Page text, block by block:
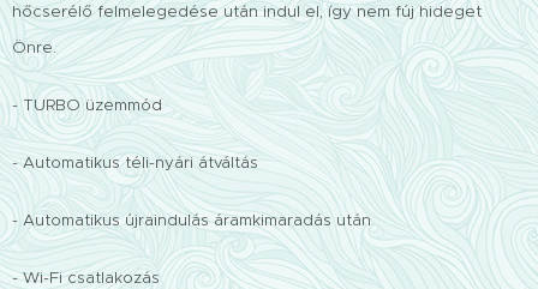
hőcserélő felmelegedése után indul el, így nem fúj hideget
Önre.
- TURBO üzemmód
- Automatikus téli-nyári átváltás
- Automatikus újraindulás áramkimaradás után
- Wi-Fi csatlakozás